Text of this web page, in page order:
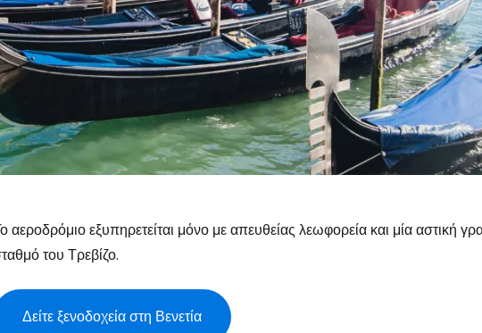
αεροδρόμιο εξυπηρετείται μόνο με απευθείας λεωφορεία και μία αστική
του Τρεβίζο.
Δείτε ξενοδοχεία στη Βενετία